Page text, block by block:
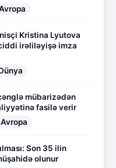
Kristina Lyutova
irəliləyişə imza
mübarizədən
fasilə verir
Avropa
Son 35 ilin
olunur